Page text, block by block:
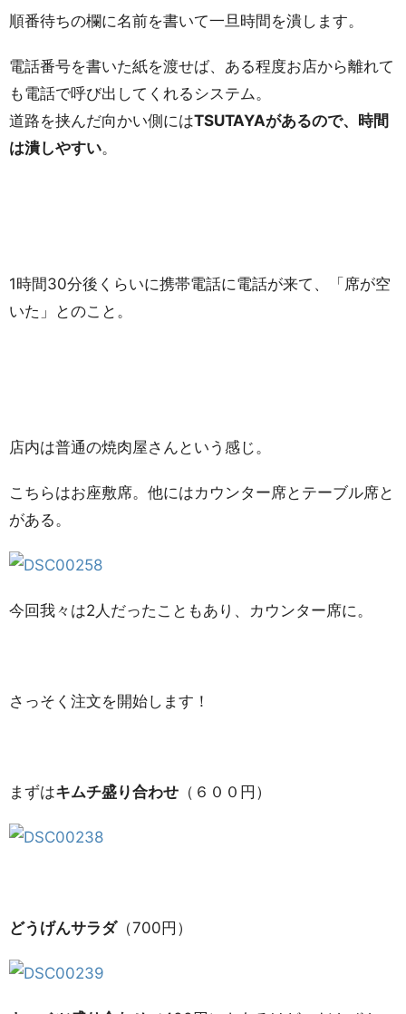
順番待ちの欄に名前を書いて一旦時間を潰します。
電話番号を書いた紙を渡せば、ある程度お店から離れて
も電話で呼び出してくれるシステム。
道路を挟んだ向かい側にはTSUTAYAがあるので、時間
は潰しやすい。
1時間30分後くらいに携帯電話に電話が来て、「席が空
いた」とのこと。
店内は普通の焼肉屋さんという感じ。
こちらはお座敷席。他にはカウンター席とテーブル席と
がある。
今回我々は2人だったこともあり、カウンター席に。
さっそく注文を開始します！
まずはキムチ盛り合わせ （６００円）
どうげんサラダ（700円）